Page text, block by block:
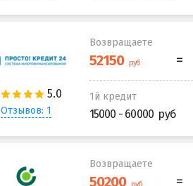
Отзывов: 1
Возвращаете
1й кредит
15000 - 60000
Возвращаете